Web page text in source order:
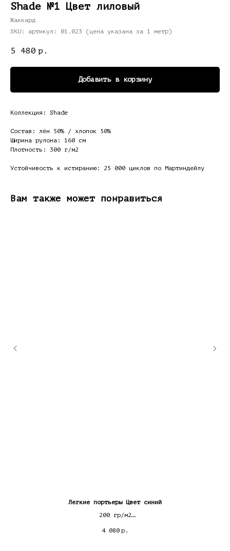
Shade №1 Цвет лиловый
Жаккард
SKU: артикул: 01.023 (цена указана за 1 метр)
5 480 р.
Добавить в корзину
Коллекция: Shade
Состав: лён 50% / хлопок 50%
Ширина рулона: 160 см
Плотность: 300 г/м2
Устойчивость к истиранию: 25 000 циклов по Мартиндейлу
Вам также может понравиться
Легкие портьеры Цвет синий
200 гр/м2
4 080 р.